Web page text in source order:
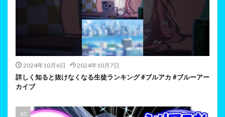
2024年10月6日 2024年10月7日
詳しく知ると抜けなくなる生徒ランキング #ブルアカ #ブルーアー
カイブ